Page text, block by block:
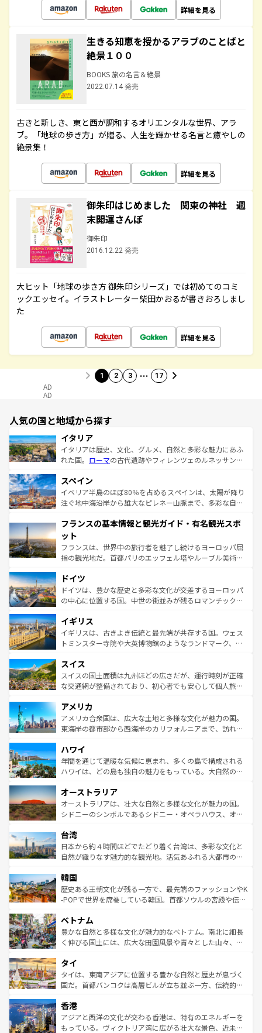
詳細を見る
生きる知恵を授かるアラブのことばと
絶景１００
BOOKS 旅の名言＆絶景
2022.07.14 発売
古きと新しき、東と西が調和するオリエンタルな世界、アラ
ブ。「地球の歩き方」が贈る、人生を輝かせる名言と癒やしの
絶景集！
詳細を見る
御朱印はじめました 関東の神社 週
末開運さんぽ
御朱印
2016.12.22 発売
大ヒット「地球の歩き方 御朱印シリーズ」では初めてのコミ
ックエッセイ。イラストレーター柴田かおるが書きおろしまし
た
詳細を見る
1 2 3 … 17
AD
AD
人気の国と地域から探す
イタリア
イタリアは歴史、文化、グルメ、自然と多彩な魅力にあふ
れた国。 ローマの古代遺跡やフィレンツェのルネッサンス
ろん、トスカーナの美しい田園風景やアマルフィ海岸の絶
景など、自然景観も見逃せない。観光の合間には、本場の
ピザやパスタなど、絶品のイタリア料理を堪能することも
ませてくれるイタリアで、忘れられない旅をしてみよう！
なお、新着のイタリア情報は
しい。
スペイン
イベリア半島のほぼ80％を占めるスペインは、太陽が降り
注ぐ地中海沿岸から雄大なピレネー山脈まで、多彩な自然
文化が根付くこの国では、情熱的なフラメンコ、熱気あふ
れる闘牛、そして美味しいタパスが生活の一部となってい
る。首都マドリードの洗練された雰囲気や、バルセロナの
アートに溢れた街角から、地方では古代ローマ遺跡や中世
せる。地方によって風土や気候が異なるスペインはその個
性で訪れる人を魅了する。 なお、新着のスペイン情報は コ
ンテンツ一覧を参照してほしい。
フランスの基本情報と観光ガイド・有名観光スポ
ット
フランスは、世界中の旅行者を魅了し続けるヨーロッパ屈
指の観光地だ。首都パリのエッフェル塔やルーブル美術館
で、幅広い魅力が詰まっている。華麗な宮殿、歴史的な大
聖堂、美しいビーチ、そして豊かな自然が、訪れる者を心
から魅了する。また、フランスは美食の国としても知ら
いる。シャンパンの発祥地であるランス、プロヴァンスの
香り高いラベンダー畑など、多彩な楽しみ方が可能だ。さ
らに、パリ以外の地域にも魅力が溢れており、どの街角に
れる地方に足を運ぶとそれぞれで全く異なる文化を体験で
きるだろう。 なお、新着のフランス情報はコンテンツ一覧
を参照してほしい。
ドイツ
ドイツは、豊かな歴史と多彩な文化が交差するヨーロッパ
の中心に位置する国。中世の街並みが残るロマンチック街
顔を持つこの国は、どこを歩いても飽きることがない。ベ
ルリンの文化的活気、バイエルン州のアルプスの絶景、そ
してライン川沿いのワイン畑といった風景は必見。ビール
は、お酒好きな人にはぜひ体験してほしい。 なお、新着の
ドイツ情報はコンテンツ一覧を参照してほしい。
イギリス
イギリスは、古きよき伝統と最先端が共存する国。ウェス
トミンスター寺院や大英博物館のようなランドマーク、歴
リアごとに異なる魅力がある。また、優雅なアフタヌーン
ティー、ビール好きにはたまらない英国パブ、サッカー観
戦など、本場だからこそできる体験も豊富。イギリスを旅
ンツ一覧を参照してほしい。
スイス
スイスの国土面積は九州ほどの広さだが、運行時刻が正確
な交通網が整備されており、初心者でも安心して個人旅行
の建物がそのまま残る町や、スイスならではのユニークな
博物館もあり、アルプス観光だけでなく町歩きも満喫する
ことができる。国民の所得が高いため物価も高いが、旅行
ば市内交通費無料で観光を楽しむこともできる。 なお、新
着のスイス情報はコンテンツ一覧 を参照してほしい。
アメリカ
アメリカ合衆国は、広大な土地と多様な文化が魅力の国。
東海岸の都市部から西海岸のカリフォルニアまで、訪れる
のような巨大都市は、観光、ショッピング、エンターテイ
ンメントが詰まった刺激的なスポットだ。一方、アメリカ
西部には大自然が広がり、グランドキャニオンやイエロー
部のニューオーリンズでは、音楽と美食が融合した独特の
文化が魅力。旅行者はアメリカの各地域で異なる魅力を楽
しみながら、その多様性と豊かな歴史を感じることができ
ならではの贅沢な旅のスタイルだ。 なお、新着のアメリカ
情報はコンテンツ一覧を参照してほしい。
ハワイ
年間を通じて温暖な気候に恵まれ、多くの島で構成される
ハワイは、どの島も独自の魅力をもっている。大自然の神
ワイ島は見逃せない。また、定番の観光地といえばオアフ
島だが、静かな自然を求めるならマウイ島やカウアイ島が
おすすめ。エメラルドグリーンに輝く海をはじめ、豊かな
れるおもてなしの心で訪れる人々を迎えてくれるハワイの
人々、おいしいローカルフードやハワイアンミュージッ
ク、伝統的なフラダンスなど、すべてがハワイの魅力を彩
ワイを、存分に味わってほしい。 なお、新着のハワイ情報
はコンテンツ一覧を参照してほしい。
オーストラリア
オーストラリアは、壮大な自然と多様な文化が魅力の国。
シドニーのシンボルであるシドニー・オペラハウス、オー
リアリーフや大陸中央部にそびえるウルル（エアーズロッ
ク）、タスマニアの美しい原生林やケアンズの熱帯雨林な
ど、見どころがたくさん。また、カフェやワイン、オージ
いる。アクティビティも充実しており、サーフィンやダイ
ビング、ハイキングなど、アウトドア好きにはたまらな
い。オーストラリアの多彩な魅力を存分に味わいつくそ
参照してほしい。
台湾
日本から約４時間ほどでたどり着く台湾は、多彩な文化と
自然が織りなす魅力的な観光地。活気あふれる大都市の台
ン）、静ひつな山岳地帯である台湾東部など、都市の喧騒
と山間の静けさが共存しており、訪れる人に新しい発見と
驚きをもたらしてくれる。また、奥深い台湾の食文化も魅
容にもいいと評判のスイーツなど、バラエティ豊かな料理
が味わえる。 なお、新着の台湾情報は コンテンツ一覧を参
照してほしい。
韓国
歴史ある王朝文化が残る一方で、最先端のファッションやK
-POPで世界を席巻している韓国。首都ソウルの宮殿や伝統
き、地方に足を延ばせば四季折々の自然美を楽しむことが
できる。そして、キムチや焼肉、絶品のストリートフード
まで、さまざまな韓国料理が待っている。夜には、韓国な
リティに包まれながら、韓国の多彩な魅力を心ゆくまで味
わってみてほしい。 なお、新着の韓国情報はコンテンツ一
覧を参照してほしい。
ベトナム
豊かな自然と多様な文化が魅力的なベトナム。南北に細長
く伸びる国土には、広大な田園風景や青々とした山々、世
急速な発展と共に伝統が息づく。ハノイの古い町並みやホ
ーチミン市のフランス統治時代の建物も、独特の雰囲気を
醸し出している。また、バラエティの豊かさとおいしさで
とつ。フォーやバインミー、ベトナムコーヒーなどは、ぜ
ひ現地で味わいたい。どの地域を訪れてもあたたかい人々
が旅行者を迎えてくれるので、きっと忘れられない旅にな
タイ
タイは、東南アジアに位置する豊かな自然と歴史が息づく
国だ。首都バンコクは高層ビルが立ち並ぶ一方、伝統的な
の活気が交差している。北部ではチェンマイなどの山岳地
帯で自然と触れ合い、南部ではプーケットやクラビの美し
いビーチでリゾート気分を楽しむことができる。タイ料理
香港
アジアと西洋の文化が交わる香港は、特有のエネルギーを
もっている。ヴィクトリア湾に広がる壮大な景色、近未来